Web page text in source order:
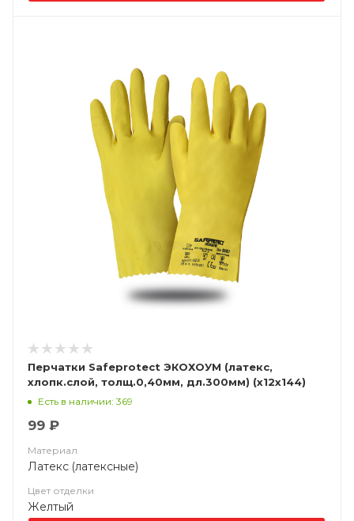
Перчатки Safeprotect ЭКОХОУМ (латекс,
хлопк.слой, толщ.0,40мм, дл.300мм) (х12х144)
Есть в наличии: 369
99 ₽
Материал
Латекс (латексные)
Цвет отделки
Желтый